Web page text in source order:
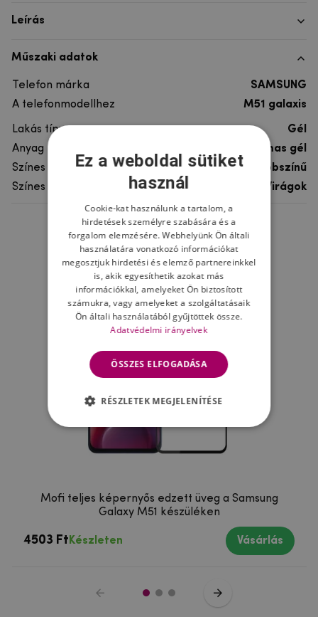
Leírás
Műszaki adatok
Telefon márka
SAMSUNG
A telefonmodellhez
M51 galaxis
Lakás típusa
Gél
Anyag
rugalmas gél
Színes
többszínű
Színes motívum
Virágok
Ne felejtsd el
Mofi teljes képernyős edzett üveg a Samsung
Galaxy M51 készüléken
4503 Ft Készleten Vásárlás
Ez a weboldal sütiket
használ
Cookie-kat használunk a tartalom, a
hirdetések személyre szabására és a
forgalom elemzésére. Webhelyünk Ön általi
használatára vonatkozó információkat
megosztjuk hirdetési és elemző partnereinkkel
is, akik egyesíthetik azokat más
információkkal, amelyeket Ön biztosított
számukra, vagy amelyeket a szolgáltatásaik
Ön általi használatából gyűjtöttek össze.
Adatvédelmi irányelvek
ÖSSZES ELFOGADÁSA
RÉSZLETEK MEGJELENÍTÉSE